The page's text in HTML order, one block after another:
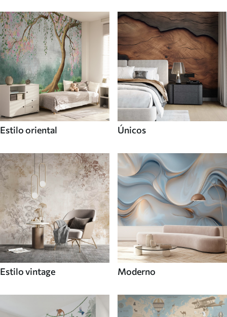
Estilo oriental Únicos
Estilo vintage Moderno